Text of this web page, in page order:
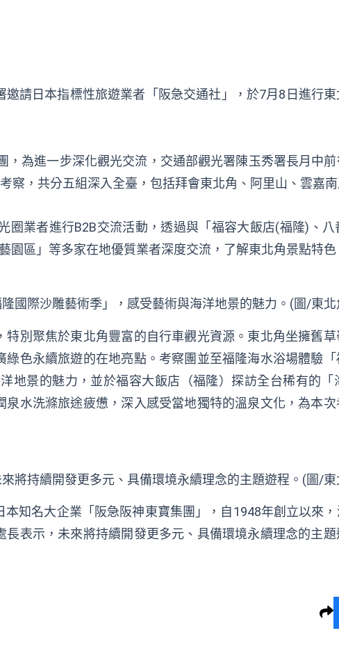
請日本指標性旅遊業者「阪急交通社」，於7月8日進行
，為進一步深化觀光交流，交通部觀光署陳玉秀署長月中
察，共分五組深入全臺，包括拜會東北角、阿里山、雲嘉
圈業者進行B2B交流活動，透過與「福容大飯店(福隆)、
園區」等多家在地優質業者深度交流，了解東北角景點特色
國際沙雕藝術季」，感受藝術與海洋地景的魅力。(圖/東
別聚焦於東北角豐富的自行車觀光資源。東北角坐擁舊
色永續旅遊的在地亮點。考察團並至福隆海水浴場體驗
地景的魅力，並於福容大飯店（福隆）探訪全台稀有的
水洗滌旅途疲憊，深入感受當地獨特的溫泉文化，為本
將持續開發更多元、具備環境永續理念的主題遊程。(圖/
知名大企業「阪急阪神東寶集團」，自1948年創立以來
表示，未來將持續開發更多元、具備環境永續理念的主